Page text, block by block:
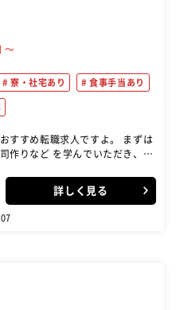
〜
寮・社宅あり 食事手当あり
め転職求人ですよ。 まずは
作りなど を学んでいただき、慣
となって店舗運営に取り組んで
詳しく見る